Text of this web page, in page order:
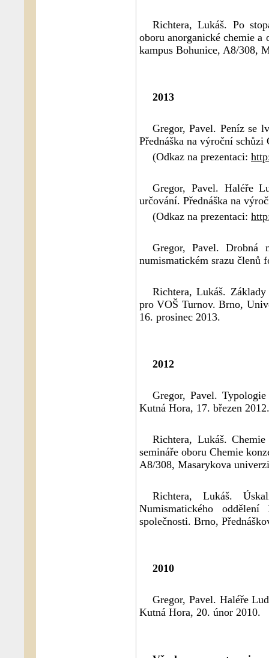
Richtera, Lukáš. Po
oboru anorganické chemie
kampus Bohunice, A8/308,
2013
Gregor, Pavel. Peníz se
Přednáška na výroční
(Odkaz na prezentaci:
Gregor, Pavel. Haléře
určování. Přednáška na
(Odkaz na prezentaci:
Gregor, Pavel. Drobná
numismatickém srazu členů
Richtera, Lukáš.
pro VOŠ Turnov. Brno,
16. prosinec 2013.
2012
Gregor, Pavel.
Kutná Hora, 17. březen 2012.
Richtera, Lukáš.
semináře oboru Chemie
A8/308, Masarykova
Richtera, Lukáš.
Numismatického
společnosti. Brno,
2010
Gregor, Pavel. Haléře
Kutná Hora, 20. únor 2010.